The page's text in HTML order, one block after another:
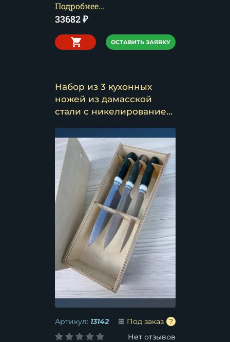
Подробнее...
33682₽
ОСТАВИТЬ ЗАЯВКУ
Набор из 3 кухонных
ножей из дамасской
стали с никелированием
Артикул: 13142
Под заказ
Нет отзывов